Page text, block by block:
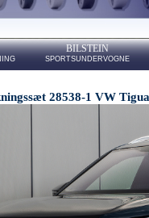
BILSTEIN
SPORTSUNDERVOGNE
28538-1 VW